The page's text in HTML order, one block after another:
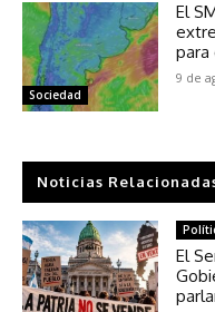
Sociedad
El
9 de
Noticias
El